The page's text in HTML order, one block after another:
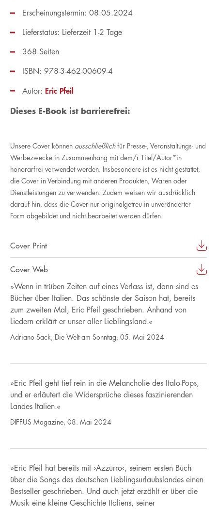
Erscheinungstermin: 08.05.2024
Lieferstatus: Lieferzeit 1-2 Tage
ISBN: 978-3-462-00609-4
368 Seiten
Autor: Eric Pfeil
Dieses E-Book ist barrierefrei:
Unsere Cover können ausschließlichfür Presse-, Veranstaltungs- und
Werbezwecke in Zusammenhang mit dem/r Titel/Autor*in
honorarfrei verwendet werden. Insbesondere ist es nicht gestattet,
die Cover in Verbindung mit anderen Produkten, Waren oder
Dienstleistungen zu verwenden. Zudem weisen wir ausdrücklich
darauf hin, dass die Cover nur originalgetreu in unveränderter
Form abgebildet und nicht bearbeitet werden dürfen.
Cover Print
Cover Web
»Wenn in trüben Zeiten auf eines Verlass ist, dann sind es
Bücher über Italien. Das schönste der Saison hat, bereits
zum zweiten Mal, Eric Pfeil geschrieben. Anhand von
Liedern erklärt er unser aller Lieblingsland.«
Adriano Sack, Die Welt am Sonntag, 05. Mai 2024
»Eric Pfeil geht tief rein in die Melancholie des Italo-Pops,
und er erläutert die Widersprüche dieses faszinierenden
Landes Italien.«
DIFFUS Magazine, 08. Mai 2024
»Eric Pfeil hat bereits mit ›Azzurro‹, seinem ersten Buch
über die Songs des deutschen Lieblingsurlaubslandes einen
Bestseller geschrieben. Und auch jetzt erzählt er über die
Musik eine kleine Geschichte Italiens, seiner